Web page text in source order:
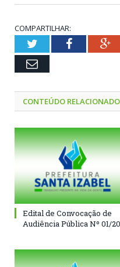
COMPARTILHAR:
TwitterFacebook
Email
CONTEÚDO RELACIONADO
Edital de Convocação de
Audiência Pública Nº 01/